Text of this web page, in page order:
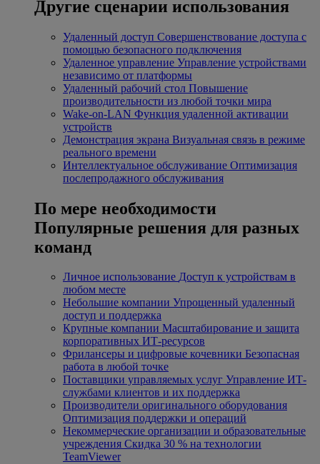
Другие сценарии использования
Удаленный доступ Совершенствование доступа с
помощью безопасного подключения
Удаленное управление Управление устройствами
независимо от платформы
Удаленный рабочий стол Повышение
производительности из любой точки мира
Wake-on-LAN Функция удаленной активации
устройств
Демонстрация экрана Визуальная связь в режиме
реального времени
Интеллектуальное обслуживание Оптимизация
послепродажного обслуживания
По мере необходимости
Популярные решения для разных
команд
Личное использование Доступ к устройствам в
любом месте
Небольшие компании Упрощенный удаленный
доступ и поддержка
Крупные компании Масштабирование и защита
корпоративных ИТ-ресурсов
Фрилансеры и цифровые кочевники Безопасная
работа в любой точке
Поставщики управляемых услуг Управление ИТ-
службами клиентов и их поддержка
Производители оригинального оборудования
Оптимизация поддержки и операций
Некоммерческие организации и образовательные
учреждения Скидка 30 % на технологии
TeamViewer